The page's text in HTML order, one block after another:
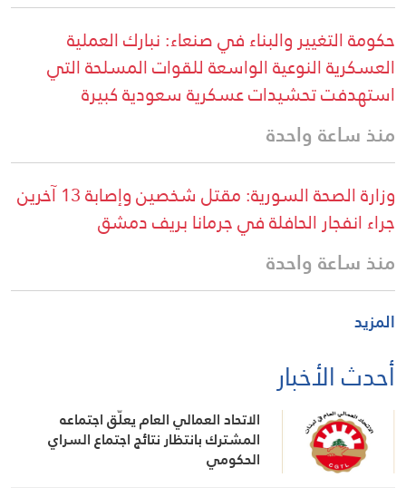
حكومة التغيير والبناء في صنعاء: نبارك العملية
العسكرية النوعية الواسعة للقوات المسلحة التي
استهدفت تحشيدات عسكرية سعودية كبيرة
منذ ساعة واحدة
وزارة الصحة السورية: مقتل شخصين وإصابة 13 آخرين
جراء انفجار الحافلة في جرمانا بريف دمشق
منذ ساعة واحدة
المزيد
أحدث الأخبار
الاتحاد العمالي العام يعلّق اجتماعه
المشترك بانتظار نتائج اجتماع السراي
الحكومي